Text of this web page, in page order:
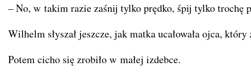
– No, w takim razie zaśnij tylko prędko, śpij tylko trochę
Wilhelm słyszał jeszcze, jak matka ucałowała ojca,
Potem cicho się zrobiło w małej izdebce.